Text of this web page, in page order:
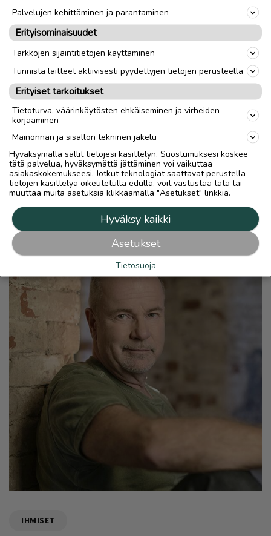
tulkitsijana hänellä on poikkeuksellinen kyky
koskettaa kuulijoita melodisilla ja
elämänmakuisilla lauluillaan.
Jo yli neljännesvuosisadan kestänyt ura
esiintyvänä artistina sekä eletyn elämän
tuoma kokemus iloinen ja murheineen on
tuonut tämän komeaäänisen laulajan
tulkintoihin entistäkin vakuuttavampaa otetta
ja syvyyttä.
– Olen aina tiennyt mistä laulan, mutta nyt
myös elän todeksi tuoreemmalla tavalla
kuusikymppinen artisti.
IHMISET
Palvelujen kehittäminen ja parantaminen
Erityisominaisuudet
Tarkkojen sijaintitietojen käyttäminen
Tunnista laitteet aktiivisesti pyydettyjen tietojen perusteella
Erityiset tarkoitukset
Tietoturva, väärinkäytösten ehkäiseminen ja virheiden
korjaaminen
Mainonnan ja sisällön tekninen jakelu
Hyväksymällä sallit tietojesi käsittelyn. Suostumuksesi koskee
tätä palvelua, hyväksymättä jättäminen voi vaikuttaa
asiakaskokemukseesi. Jotkut teknologiat saattavat perustella
tietojen käsittelyä oikeutetulla edulla, voit vastustaa tätä tai
muuttaa muita asetuksia klikkaamalla "Asetukset" linkkiä.
Hyväksy kaikki
Asetukset
Tietosuoja